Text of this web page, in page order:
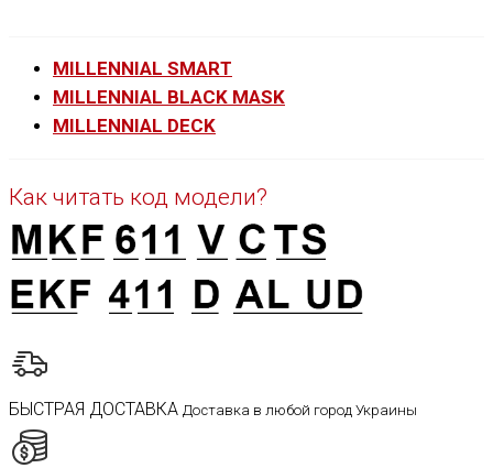
MILLENNIAL SMART
MILLENNIAL BLACK MASK
MILLENNIAL DECK
Как читать код модели?
БЫСТРАЯ ДОСТАВКА Доставка в любой город Украины